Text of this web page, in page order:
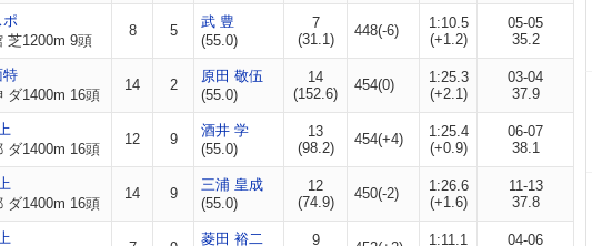
ポ
芝1200m 9頭
8 5
武 豊
(55.0)
7
(31.1)
448(-6)
1:10.5
(+1.2)
05-05
35.2
特
ダ1400m 16頭
14 2
原田 敬伍
(55.0)
14
(152.6)
454(0)
1:25.3
(+2.1)
03-04
37.9
ダ1400m 16頭
12 9
酒井 学
(55.0)
13
(98.2)
454(+4)
1:25.4
(+0.9)
06-07
38.1
ダ1400m 16頭
14 9
三浦 皇成
(55.0)
12
(74.9)
450(-2)
1:26.6
(+1.6)
11-13
37.8
菱田 裕二
9
1:11.1
04-06